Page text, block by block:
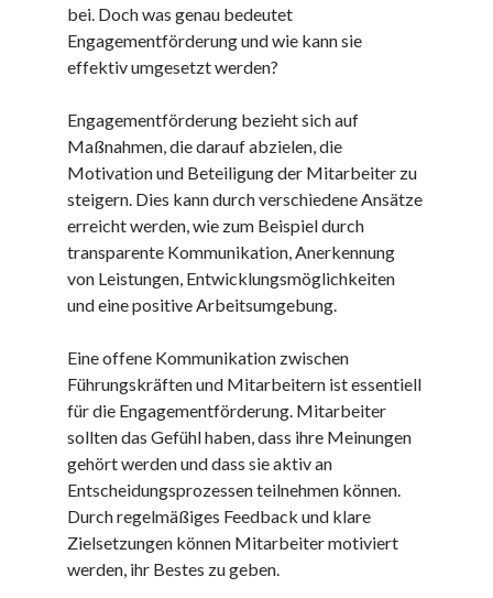
November 2024
Oktober 2024
September 2024
Juli 2024
Juni 2024
Mai 2024
April 2024
März 2024
Februar 2024
Januar 2024
Dezember 2023
Kategorien
barrierefreie website
din 18040
fachkraft
ferienhaus
ferienwohnung
bei. Doch was genau bedeutet
Engagementförderung und wie kann sie
effektiv umgesetzt werden?
Engagementförderung bezieht sich auf
Maßnahmen, die darauf abzielen, die
Motivation und Beteiligung der Mitarbeiter zu
steigern. Dies kann durch verschiedene Ansätze
erreicht werden, wie zum Beispiel durch
transparente Kommunikation, Anerkennung
von Leistungen, Entwicklungsmöglichkeiten
und eine positive Arbeitsumgebung.
Eine offene Kommunikation zwischen
Führungskräften und Mitarbeitern ist essentiell
für die Engagementförderung. Mitarbeiter
sollten das Gefühl haben, dass ihre Meinungen
gehört werden und dass sie aktiv an
Entscheidungsprozessen teilnehmen können.
Durch regelmäßiges Feedback und klare
Zielsetzungen können Mitarbeiter motiviert
werden, ihr Bestes zu geben.